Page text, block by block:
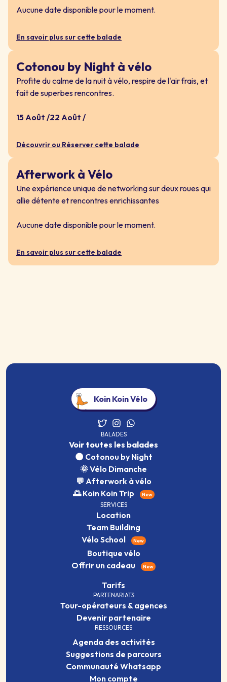
Aucune date disponible pour le moment.
En savoir plus sur cette balade
Cotonou by Night à vélo
Profite du calme de la nuit à vélo, respire de l'air frais, et
fait de superbes rencontres.
15 Août /22 Août /
Découvrir ou Réserver cette balade
Afterwork à Vélo
Une expérience unique de networking sur deux roues qui
allie détente et rencontres enrichissantes
Aucune date disponible pour le moment.
En savoir plus sur cette balade
Koin Koin Vélo
BALADES
Voir toutes les balades
🌑 Cotonou by Night
🌞 Vélo Dimanche
💬 Afterwork à vélo
🌅 Koin Koin Trip
New
SERVICES
Location
Team Building
Vélo School
New
Boutique vélo
Offrir un cadeau
New
Tarifs
PARTENARIATS
Tour-opérateurs & agences
Devenir partenaire
RESSOURCES
Agenda des activités
Suggestions de parcours
Communauté Whatsapp
Mon compte